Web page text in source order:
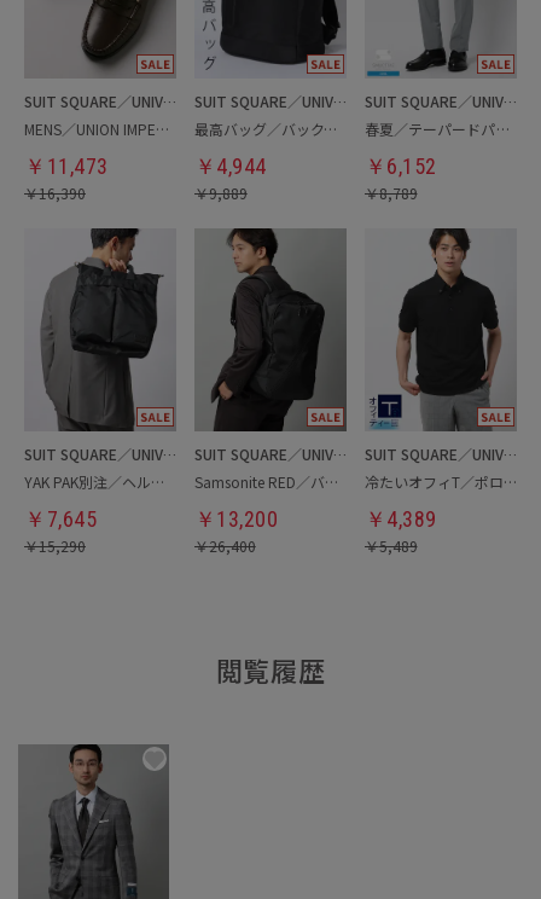
SUIT SQUARE／UNIVERSAL LANGUAGE
MENS／UNION IMPERIAL監修／コインローファー
￥ 11,473
￥16,390
SUIT SQUARE／UNIVERSAL LANGUAGE
最高バッグ／バックパック
￥ 4,944
￥9,889
SUIT SQUARE／UNIVERSAL LANGUAGE
春夏／テーパードパンツ
￥ 6,152
￥8,789
SUIT SQUARE／UNIVERSAL LANGUAGE
YAK PAK別注／ヘルメットバッグ
￥ 7,645
￥15,290
SUIT SQUARE／UNIVERSAL LANGUAGE
Samsonite RED／バックパック
￥ 13,200
￥26,400
SUIT SQUARE／UNIVERSAL LANGUAGE
冷たいオフィT／ポロシャツ
￥ 4,389
￥5,489
閲覧履歴